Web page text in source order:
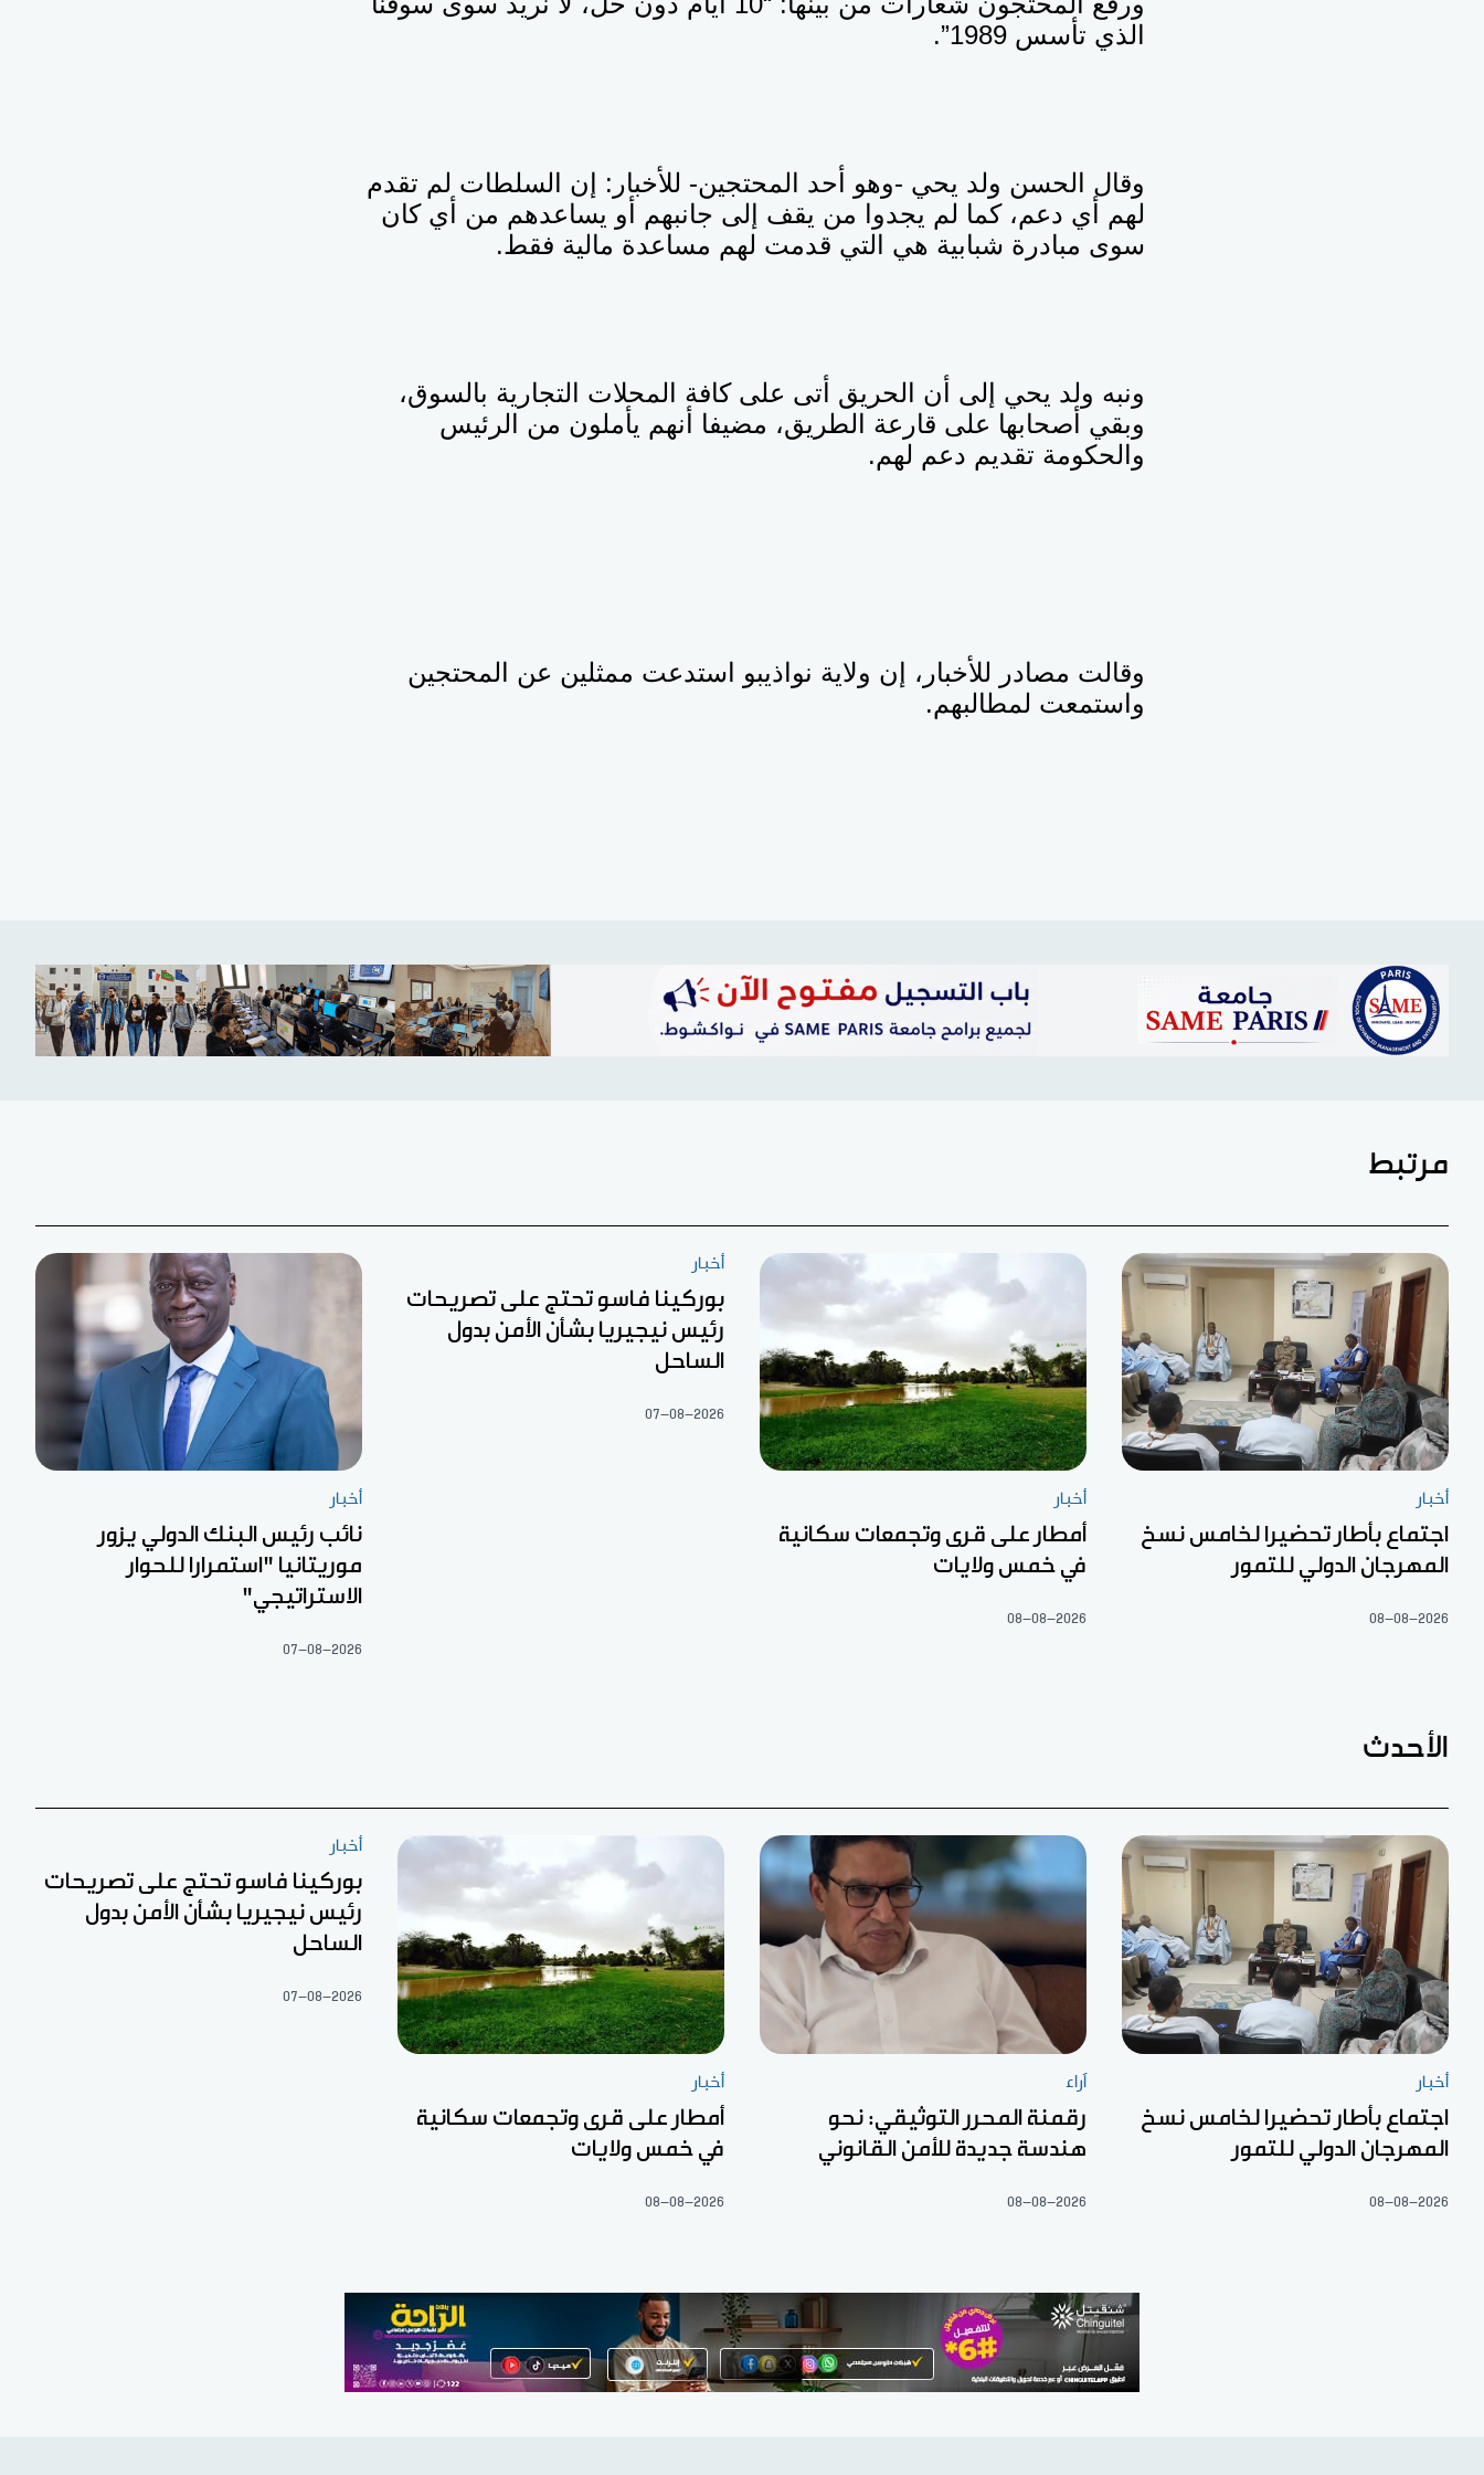
الذي تأسس 1989”.
وقال الحسن ولد يحي -وهو أحد المحتجين- للأخبار: إن السلطات لم تقدم
لهم أي دعم، كما لم يجدوا من يقف إلى جانبهم أو يساعدهم من أي كان
سوى مبادرة شبابية هي التي قدمت لهم مساعدة مالية فقط.
ونبه ولد يحي إلى أن الحريق أتى على كافة المحلات التجارية بالسوق،
وبقي أصحابها على قارعة الطريق، مضيفا أنهم يأملون من الرئيس
والحكومة تقديم دعم لهم.
وقالت مصادر للأخبار، إن ولاية نواذيبو استدعت ممثلين عن المحتجين
واستمعت لمطالبهم.
مرتبط
أخبار
اجتماع بأطار تحضيرا لخامس نسخ
المهرجان الدولي للتمور
08-08-2026
أخبار
أمطار على قرى وتجمعات سكانية
في خمس ولايات
08-08-2026
أخبار
بوركينا فاسو تحتج على تصريحات
رئيس نيجيريا بشأن الأمن بدول
الساحل
07-08-2026
أخبار
نائب رئيس البنك الدولي يزور
موريتانيا "استمرارا للحوار
الاستراتيجي"
07-08-2026
الأحدث
أخبار
اجتماع بأطار تحضيرا لخامس نسخ
المهرجان الدولي للتمور
08-08-2026
آراء
رقمنة المحرر التوثيقي: نحو
هندسة جديدة للأمن القانوني
08-08-2026
أخبار
أمطار على قرى وتجمعات سكانية
في خمس ولايات
08-08-2026
أخبار
بوركينا فاسو تحتج على تصريحات
رئيس نيجيريا بشأن الأمن بدول
الساحل
07-08-2026